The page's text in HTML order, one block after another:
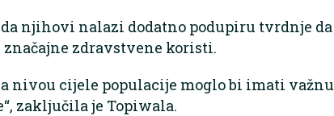
njihovi nalazi dodatno podupiru tvrdnje da
zdravstvene koristi.
nivou cijele populacije moglo bi imati važnu
zaključila je Topiwala.